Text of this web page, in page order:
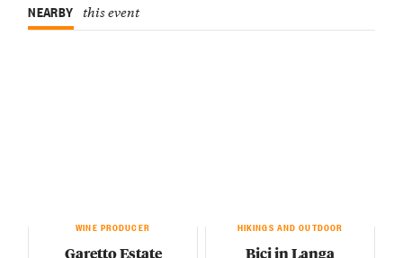
NEARBY this event
WINE PRODUCER
Garetto Estate
HIKINGS AND OUTDOOR
Bici in Langa